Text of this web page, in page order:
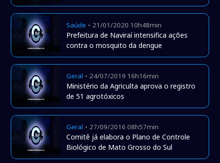
Saúde - 21/01/2020 10h48min
Prefeitura de Naviraí intensifica ações
contra o mosquito da dengue
Geral - 24/07/2019 16h16min
Ministério da Agriculta aprova o registro
de 51 agrotóxicos
Geral - 27/09/2016 08h57min
Comitê já elabora o Plano de Controle
Biológico de Mato Grosso do Sul